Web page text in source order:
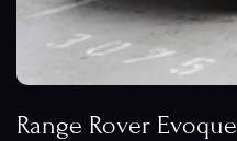
Range Rover Evoque